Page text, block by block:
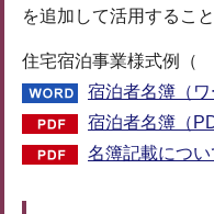
を追加して活用するこ
住宅宿泊事業様式例（
宿泊者名簿（ワ
宿泊者名簿（
名簿記載につい